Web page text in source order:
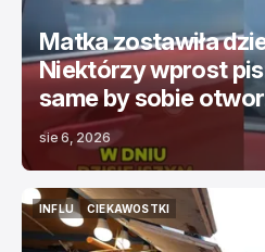
Matka zostawiła
Niektórzy wprost
same by sobie
sie 6, 2026
INFLU
INFLU
CIEKAWOSTKI
CIEKAWOSTKI